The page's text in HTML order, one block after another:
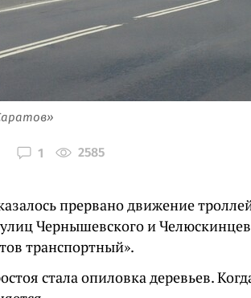
1 2585
прервано движение
Чернышевского и
транспортный».
стала опиловка деревьев.